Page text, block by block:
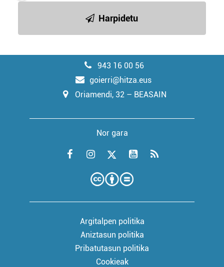
Harpidetu
943 16 00 56
goierri@hitza.eus
Oriamendi, 32 – BEASAIN
Nor gara
Argitalpen politika
Aniztasun politika
Pribatutasun politika
Cookieak